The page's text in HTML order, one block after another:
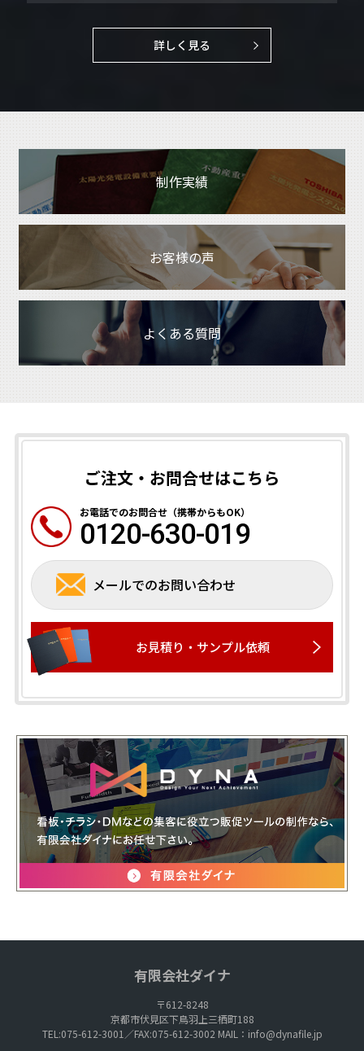
詳しく見る
制作実績
お客様の声
よくある質問
ご注文・お問合せはこちら
お電話でのお問合せ（携帯からもOK）
0120-630-019
メールでのお問い合わせ
お見積り・サンプル依頼
有限会社ダイナ
〒612-8248
京都市伏見区下鳥羽上三栖町188
TEL:075-612-3001／FAX:075-612-3002 MAIL： info@dynafile.jp